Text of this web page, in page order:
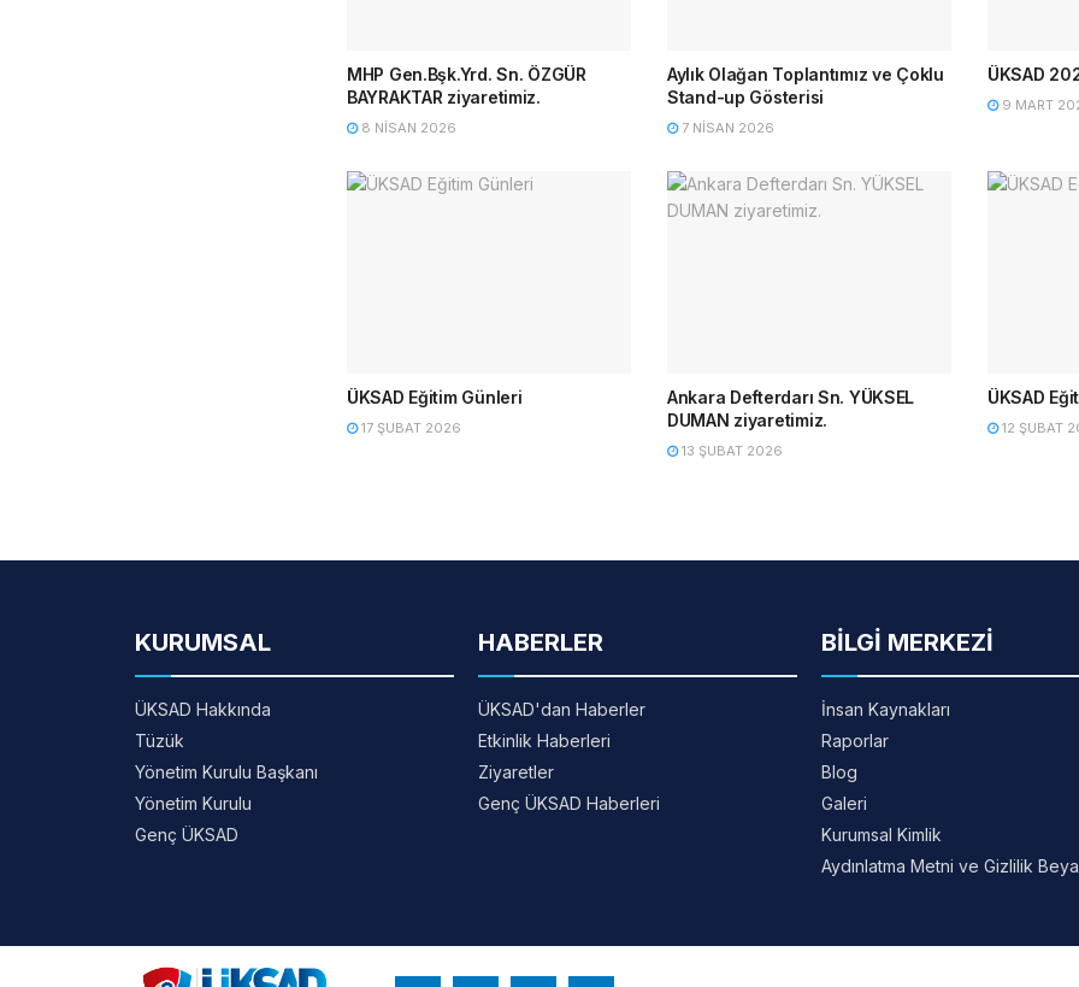
MHP Gen.Bşk.Yrd. Sn. ÖZGÜR
BAYRAKTAR ziyaretimiz.
8 NISAN 2026
Aylık Olağan Toplantımız ve Çoklu
Stand-up Gösterisi
7 NISAN 2026
ÜKSAD
9 MART
ÜKSAD Eğitim Günleri
17 ŞUBAT 2026
Ankara Defterdarı Sn. YÜKSEL
DUMAN ziyaretimiz.
13 ŞUBAT 2026
ÜKSAD
12 ŞUBAT
KURUMSAL
ÜKSAD Hakkında
Tüzük
Yönetim Kurulu Başkanı
Yönetim Kurulu
Genç ÜKSAD
HABERLER
ÜKSAD'dan Haberler
Etkinlik Haberleri
Ziyaretler
Genç ÜKSAD Haberleri
BİLGİ MERKEZİ
İnsan Kaynakları
Raporlar
Blog
Galeri
Kurumsal Kimlik
Aydınlatma Metni ve Gizlilik